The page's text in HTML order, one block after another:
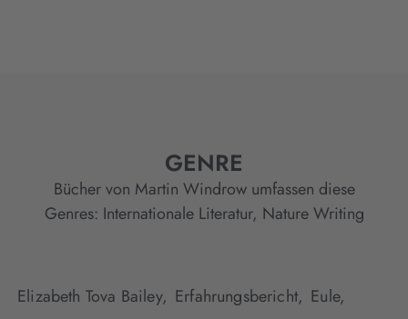
GENRE
Bücher von Martin Windrow umfassen diese
Genres: Internationale Literatur, Nature Writing
Elizabeth Tova Bailey, Erfahrungsbericht, Eule,